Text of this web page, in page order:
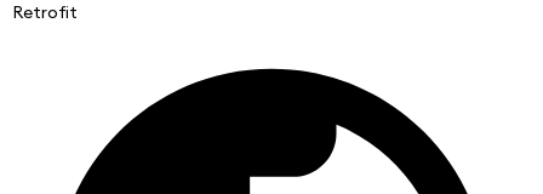
Retrofit